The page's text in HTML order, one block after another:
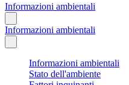
Informazioni ambientali
Informazioni ambientali
Informazioni ambientali
Stato dell'ambiente